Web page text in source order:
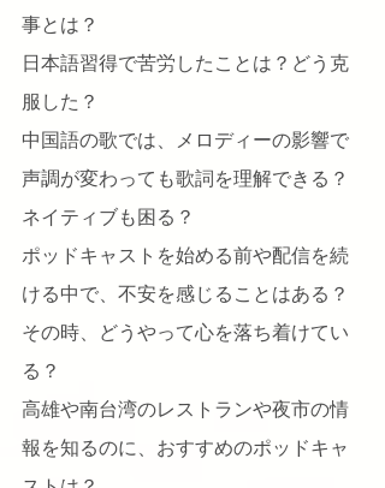
事とは？
日本語習得で苦労したことは？どう克
服した？
中国語の歌では、メロディーの影響で
声調が変わっても歌詞を理解できる？
ネイティブも困る？
ポッドキャストを始める前や配信を続
ける中で、不安を感じることはある？
その時、どうやって心を落ち着けてい
る？
高雄や南台湾のレストランや夜市の情
報を知るのに、おすすめのポッドキャ